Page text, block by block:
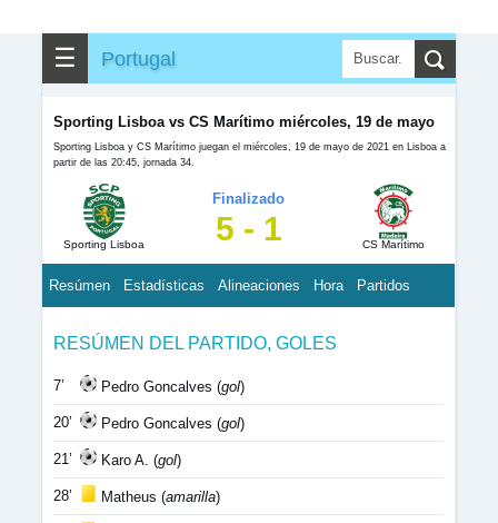
☰ Portugal
Sporting Lisboa vs CS Marítimo miércoles, 19 de mayo
Sporting Lisboa y CS Marítimo juegan el miércoles, 19 de mayo de 2021 en Lisboa a
partir de las 20:45, jornada 34.
Sporting Lisboa
Finalizado
5 - 1 CS Marítimo
Resúmen Estadísticas Alineaciones Hora Partidos
RESÚMEN DEL PARTIDO, GOLES
7’ Pedro Goncalves (gol)
20’ Pedro Goncalves (gol)
21’ Karo A. (gol)
28’ Matheus (amarilla)